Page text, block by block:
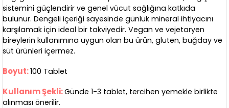
sistemini güçlendirir ve genel vücut sağlığına katkıda
bulunur. Dengeli içeriği sayesinde günlük mineral ihtiyacını
karşılamak için ideal bir takviyedir. Vegan ve vejetaryen
bireylerin kullanımına uygun olan bu ürün, gluten, buğday ve
süt ürünleri içermez.
Boyut:100 Tablet
Kullanım Şekli:Günde 1-3 tablet, tercihen yemekle birlikte
alınması önerilir.